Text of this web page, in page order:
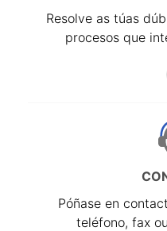
Resolve as túas
procesos que
Póñase en
teléfono, fax